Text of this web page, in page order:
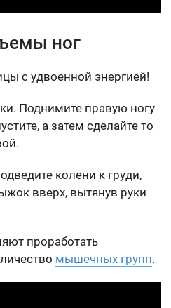
ног
с удвоенной энергией!
Поднимите правую ногу
а затем сделайте то
колени к груди,
вверх, вытянув руки
проработать
мышечных групп.